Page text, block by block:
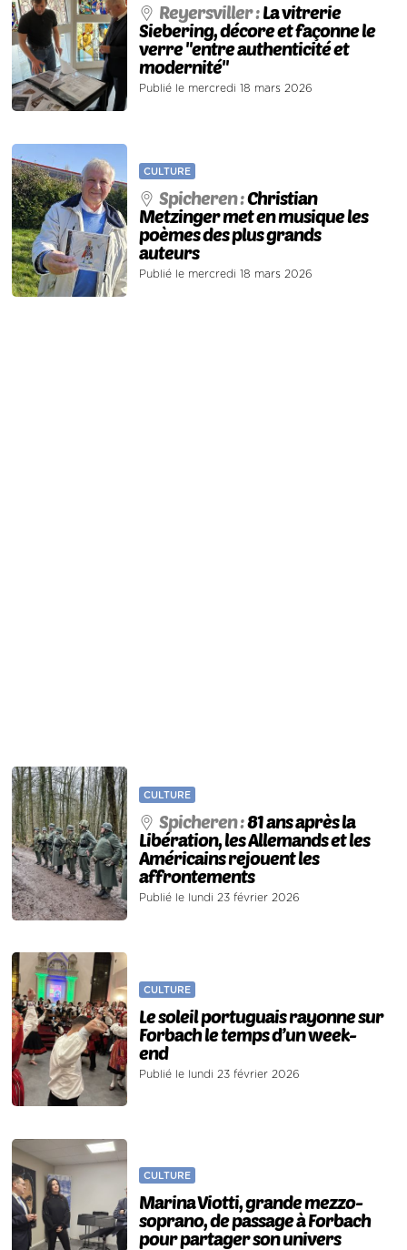
Reyersviller :La vitrerie
Siebering, décore et façonne le
verre "entre authenticité et
modernité"
Publié le mercredi 18 mars 2026
CULTURE
Spicheren :Christian
Metzinger met en musique les
poèmes des plus grands
auteurs
Publié le mercredi 18 mars 2026
CULTURE
Spicheren :81 ans après la
Libération, les Allemands et les
Américains rejouent les
affrontements
Publié le lundi 23 février 2026
CULTURE
Le soleil portuguais rayonne sur
Forbach le temps d’un week-
end
Publié le lundi 23 février 2026
CULTURE
Marina Viotti, grande mezzo-
soprano, de passage à Forbach
pour partager son univers